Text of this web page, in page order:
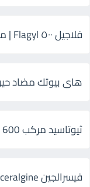
فلاجيل ٥٠٠ Flagyl | مطهر معوي أقراص وشراب
هاى بيوتك مضاد
ثيوتاسيد مركب 600 و 300 لإلتهاب الأعصاب
فيسرالجين Visceralgine لآلام الجهاز الهضمى